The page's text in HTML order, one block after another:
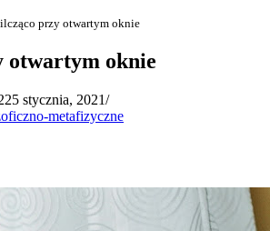
przy otwartym oknie
otwartym oknie
25 stycznia, 2021
metafizyczne